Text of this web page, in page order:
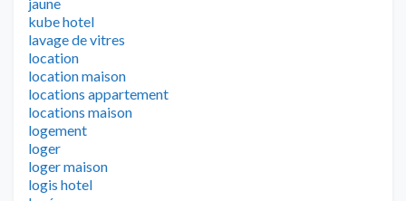
kube hotel
lavage de vitres
location
location maison
locations appartement
locations maison
logement
loger
loger maison
logis hotel